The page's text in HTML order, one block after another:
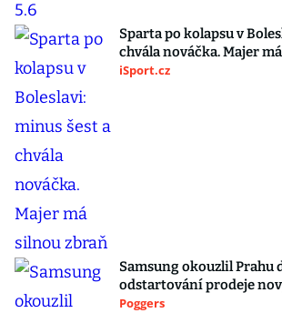
Sparta po kolapsu v
chvála nováčka. Majer
iSport.cz
Samsung okouzlil Prahu
odstartování prodeje
Poggers